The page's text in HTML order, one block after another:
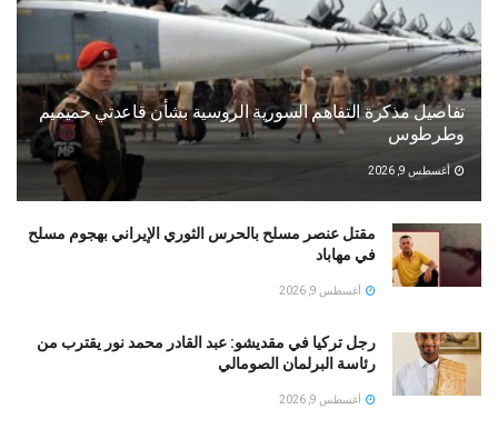
تفاصيل مذكرة التفاهم السورية الروسية بشأن قاعدتي حميميم
وطرطوس
أغسطس 9, 2026
مقتل عنصر مسلح بالحرس الثوري الإيراني بهجوم مسلح
في مهاباد
أغسطس 9, 2026
رجل تركيا في مقديشو: عبد القادر محمد نور يقترب من
رئاسة البرلمان الصومالي
أغسطس 9, 2026